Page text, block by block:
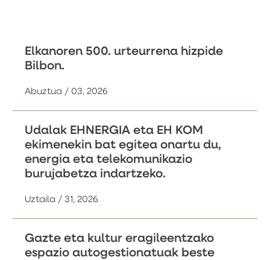
Elkanoren 500. urteurrena hizpide
Bilbon.
Abuztua / 03, 2026
Udalak EHNERGIA eta EH KOM
ekimenekin bat egitea onartu du,
energia eta telekomunikazio
burujabetza indartzeko.
Uztaila / 31, 2026
Gazte eta kultur eragileentzako
espazio autogestionatuak beste